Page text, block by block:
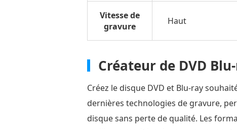
Vitesse de
gravure
Haut
Créateur de DVD
Créez le disque DVD et Blu-ray
dernières technologies de gravure,
disque sans perte de qualité. Les